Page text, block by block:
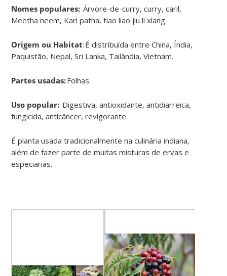
Nomes populares: Árvore-de-curry, curry, caril,
Meetha neem, Kari patha, tiao liao jiu li xiang.
Origem ou Habitat: É distribuída entre China, Índia,
Paquistão, Nepal, Sri Lanka, Tailândia, Vietnam.
Partes usadas:Folhas.
Uso popular: Digestiva, antioxidante, antidiarreica,
fungicida, anticâncer, revigorante.
É planta usada tradicionalmente na culinária indiana,
além de fazer parte de muitas misturas de ervas e
especiarias.